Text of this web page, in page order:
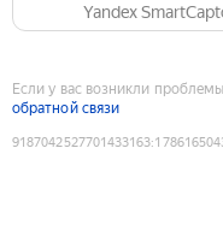
Yandex
Если у вас возникли
обратной связи
9187042527701433163: